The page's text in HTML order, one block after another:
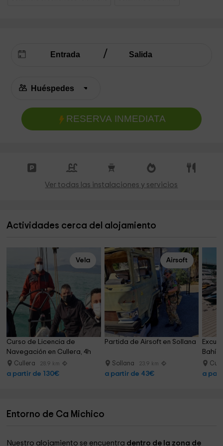
RESERVA INMEDIATA
Ver todas las instalaciones y servicios
Actividades cerca del alojamiento
Vela
Curso de Licencia de
Navegación en Cullera, 4h
Cullera 28.9 km
a partir de 130€
Airsoft
Partida de Airsoft en Sollana
Sollana 23.9 km
a partir de 43€
Bahía
a
Entorno de Ca Michico
Nuestro alojamiento se encuentra dentro de la zona de